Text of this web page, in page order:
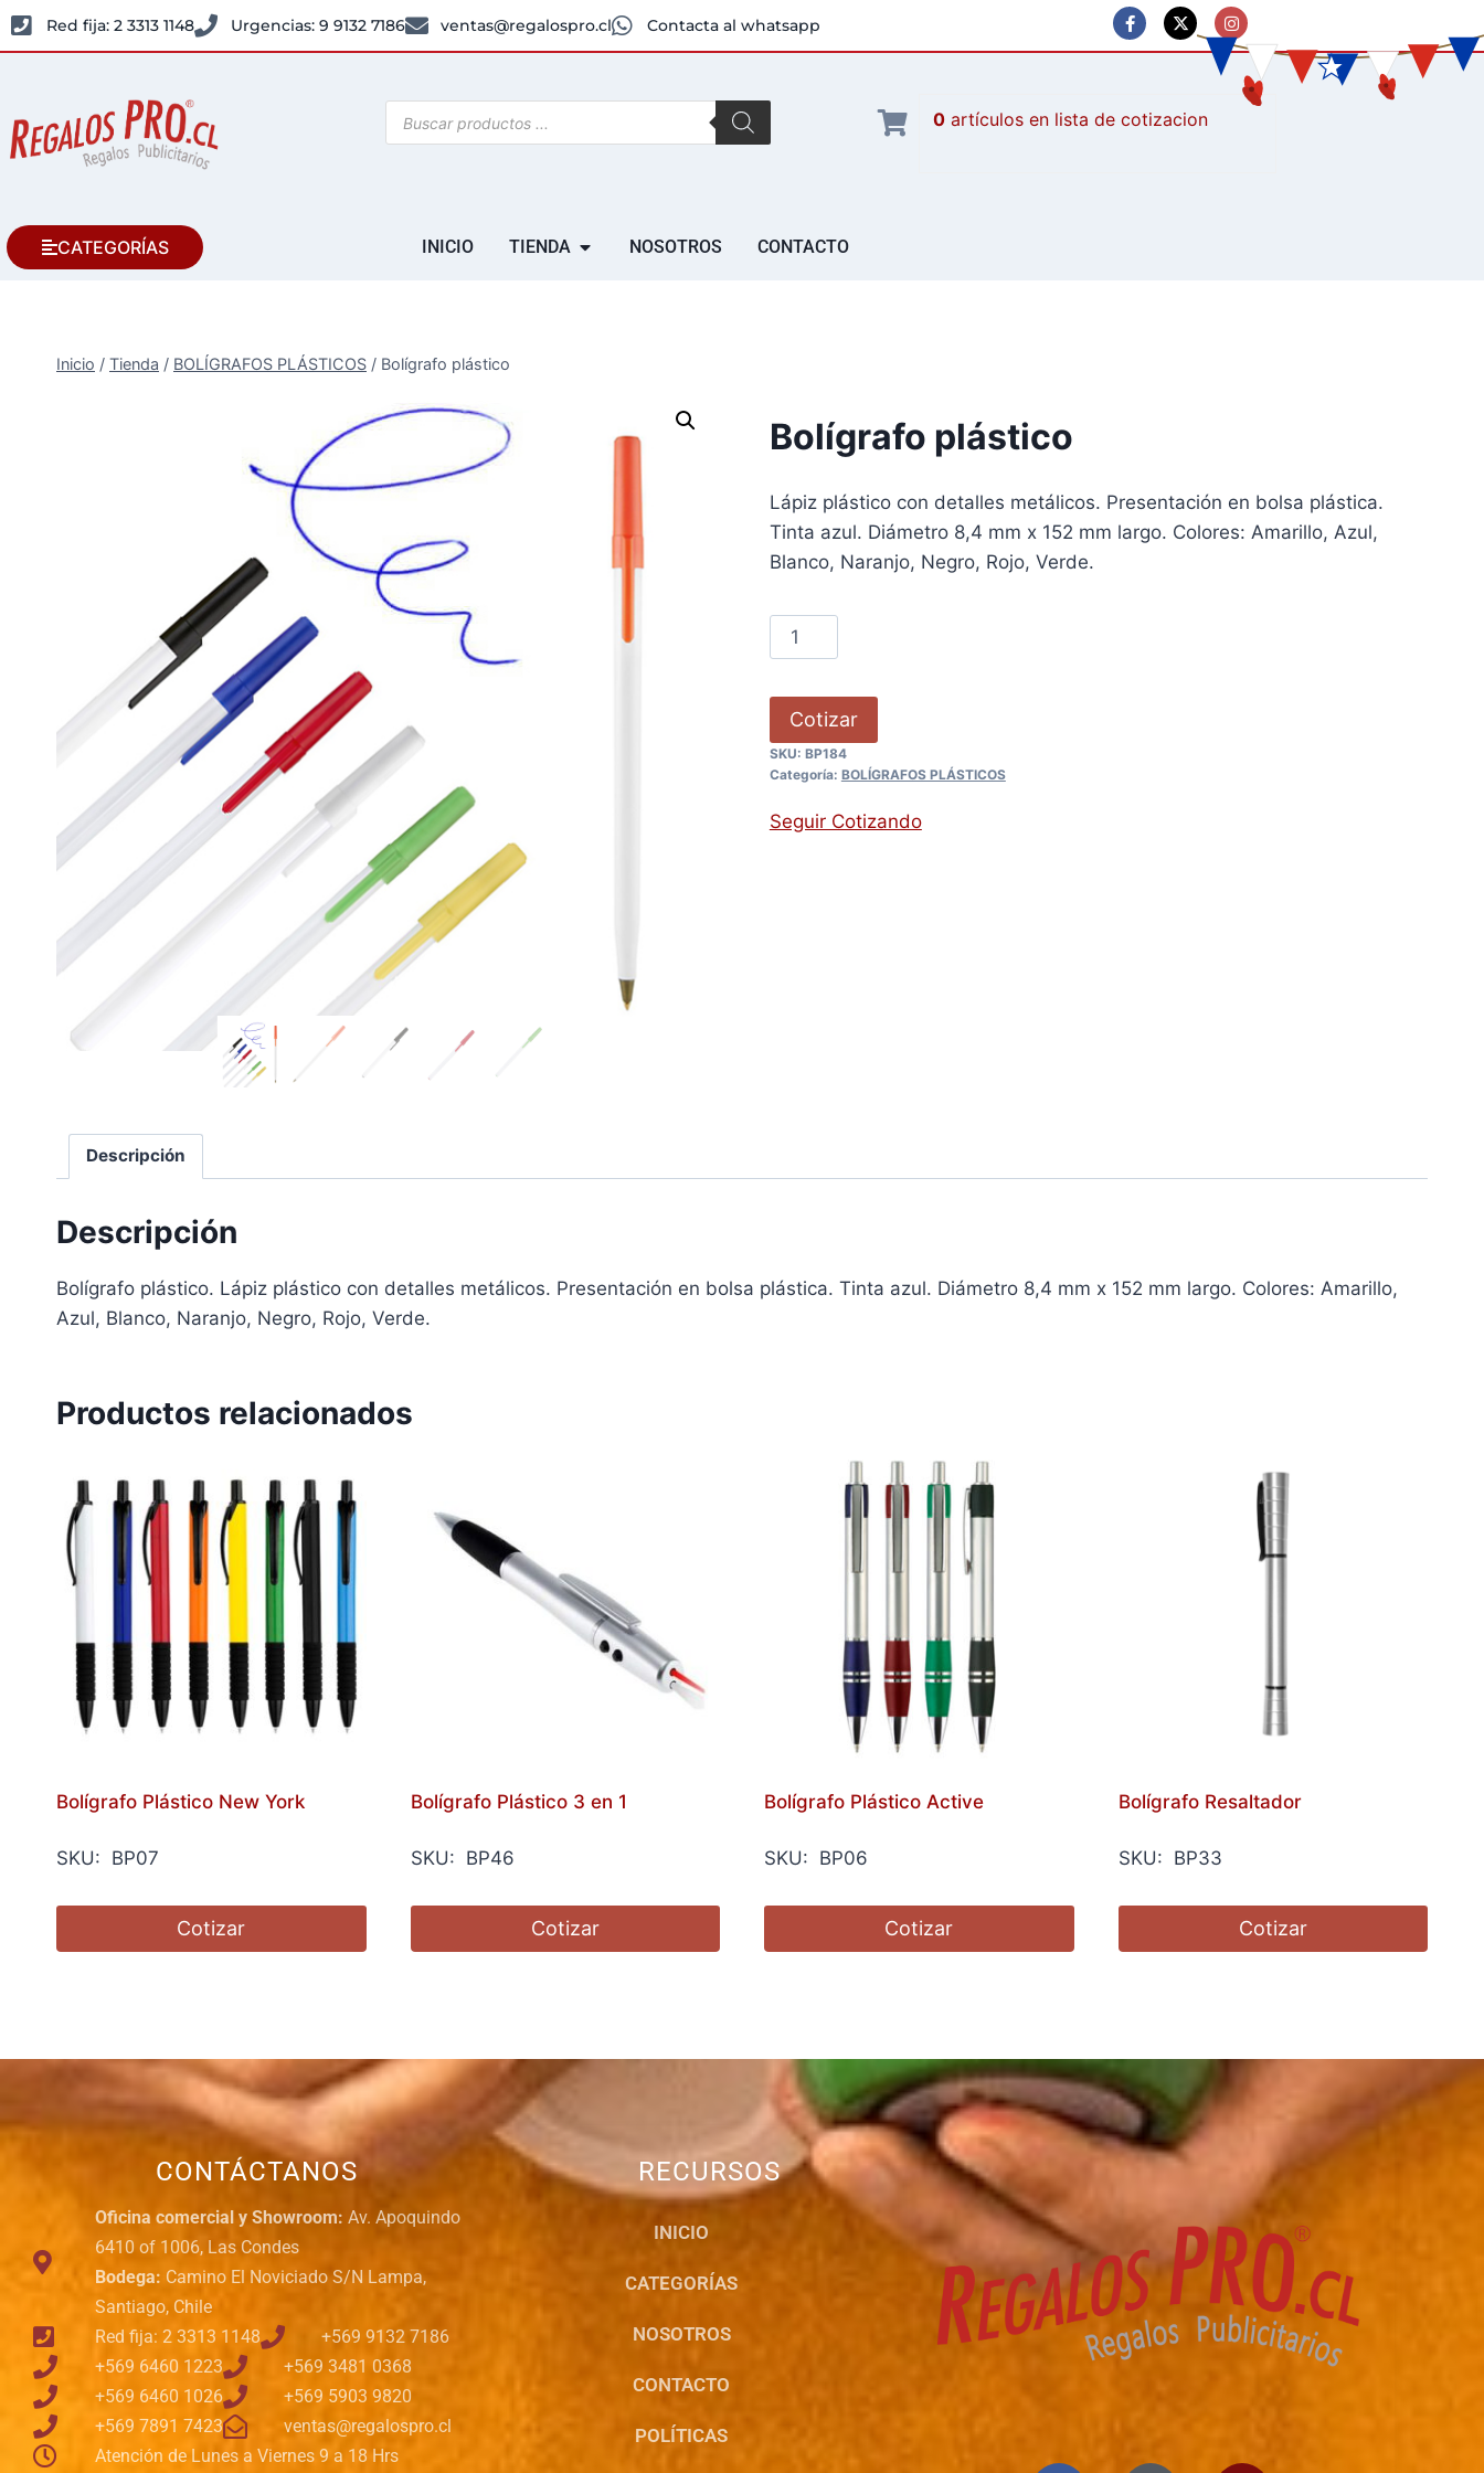
Red fija: 2 3313 1148 Urgencias: 9 9132 7186 ventas@regalospro.cl Contacta al whatsapp
0 artículos
CATEGORÍAS INICIO TIENDA NOSOTROS CONTACTO
Inicio / Tienda / BOLÍGRAFOS PLÁSTICOS / Bolígrafo plástico
Bolígrafo plástico
Lápiz plástico con detalles metálicos. Presentación en bolsa plástica.
Tinta azul. Diámetro 8,4 mm x 152 mm largo. Colores: Amarillo, Azul,
Blanco, Naranjo, Negro, Rojo, Verde.
Cotizar
SKU: BP184
Categoría: BOLÍGRAFOS PLÁSTICOS
Seguir Cotizando
Descripción
Descripción
Bolígrafo plástico. Lápiz plástico con detalles metálicos. Presentación en bolsa plástica. Tinta azul. Diámetro 8,4 mm x 152 mm largo. Colores: Amarillo,
Azul, Blanco, Naranjo, Negro, Rojo, Verde.
Productos relacionados
Bolígrafo Plástico New York
SKU: BP07
Cotizar
Bolígrafo Plástico 3 en 1
SKU: BP46
Cotizar
Bolígrafo Plástico Active
SKU: BP06
Cotizar
Bolígrafo Resaltador
SKU: BP33
Cotizar
CONTÁCTANOS
Oficina comercial y Showroom: Av. Apoquindo
6410 of 1006, Las Condes
Bodega: Camino El Noviciado S/N Lampa,
Santiago, Chile
Red fija: 2 3313 1148
+569 9132 7186
+569 6460 1223
+569 3481 0368
+569 6460 1026
+569 5903 9820
+569 7891 7423
ventas@regalospro.cl
Atención de Lunes a Viernes 9 a 18 Hrs
RECURSOS
INICIO
CATEGORÍAS
NOSOTROS
CONTACTO
POLÍTICAS